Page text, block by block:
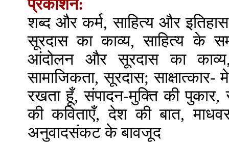
प्रकाशन:
शब्द और कर्म, साहित्य और
सूरदास का काव्य, साहित्य के
आंदोलन और सूरदास का
सामाजिकता, सूरदास; साक्षात्कार-
रखता हूँ, संपादन-मुक्ति की पुकार,
की कविताएँ, देश की बात,
अनुवादसंकट के बावजूद